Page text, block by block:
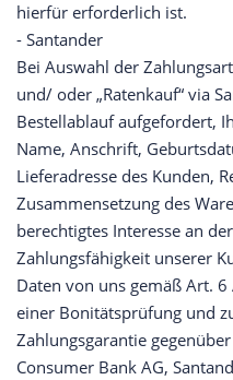
hierfür erforderlich ist.
- Santander
Bei Auswahl der
und/ oder „Ratenkauf“ via
Bestellablauf aufgefordert,
Name, Anschrift,
Lieferadresse des Kunden,
Zusammensetzung des
berechtigtes Interesse an
Zahlungsfähigkeit unserer
Daten von uns gemäß Art.
einer Bonitätsprüfung und
Zahlungsgarantie
Consumer Bank AG,